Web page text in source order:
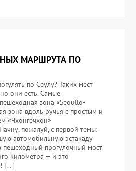
МАРШРУТА ПО
по Сеулу? Таких мест
они есть. Самые
зона «Seoullo-
зона вдоль ручья с простым и
«Чхонгечхон»
пожалуй, с первой темы:
автомобильную эстакаду
пешеходный прогулочный мост
километра — и это
[…]